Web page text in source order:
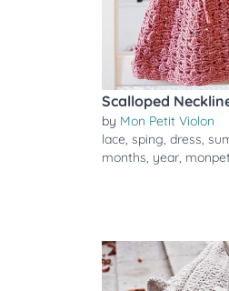
Scalloped
by Mon Petit Violon
lace, sping, dress,
months, year,